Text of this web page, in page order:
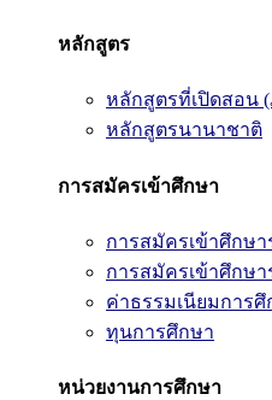
หลักสูตร
หลักสูตรที่เปิดสอน
หลักสูตรนานาชาติ
การสมัครเข้าศึกษา
การสมัครเข้าศึก
การสมัครเข้าศึกษ
ค่าธรรมเนียมการศึ
ทุนการศึกษา
หน่วยงานการศึกษา